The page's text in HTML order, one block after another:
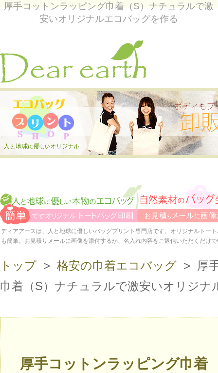
厚手コットンラッピング巾着（S）ナチュラルで激
安いオリジナルエコバッグを作る
ディアアースは、人と地球に優しいバッグプリント専門店です。オリジナルトー
も簡単。お見積りメールに画像を添付するか、名入れ内容をご返信いただくだけ
トップ > 格安の巾着エコバッグ > 厚
巾着（S）ナチュラルで激安いオリジナ
厚手コットンラッピング巾着